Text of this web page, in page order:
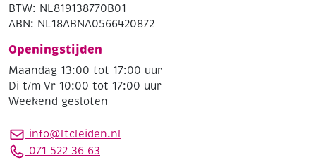
BTW: NL819138770B01
ABN: NL18ABNA0566420872
Openingstijden
Maandag 13:00 tot 17:00 uur
Di t/m Vr 10:00 tot 17:00 uur
Weekend gesloten
info@ltcleiden.nl
071 522 36 63